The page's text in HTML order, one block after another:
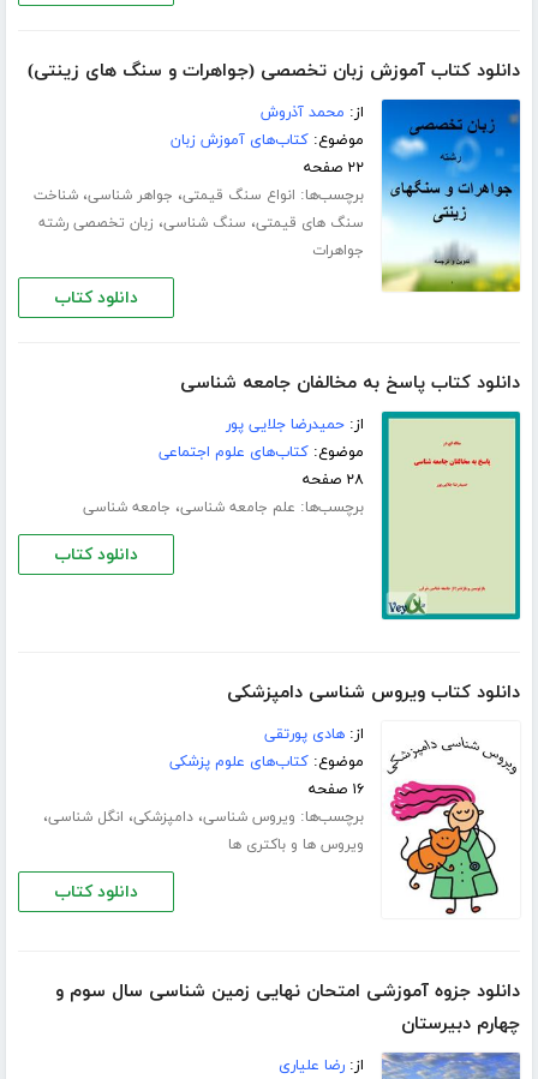
دانلود کتاب آموزش زبان تخصصی (جواهرات و سنگ های زینتی)
از: محمد آذروش
موضوع:کتاب‌های آموزش زبان
۲۲ صفحه
برچسب‌ها: انواع سنگ قیمتی، جواهر شناسی،شناخت
سنگ های قیمتی، سنگ شناسی، زبان تخصصی رشته
جواهرات
دانلود کتاب
دانلود کتاب پاسخ به مخالفان جامعه شناسی
از:حمیدرضا جلایی پور
موضوع:کتاب‌های علوم اجتماعی
۲۸ صفحه
برچسب‌ها: علم جامعه شناسی، جامعه شناسی
دانلود کتاب
دانلود کتاب ویروس شناسی دامپزشکی
از:هادی پورتقی
موضوع:کتاب‌های علوم پزشکی
۱۶ صفحه
برچسب‌ها: ویروس شناسی،دامپزشکی، انگل شناسی،
ویروس ها و باکتری ها
دانلود کتاب
دانلود جزوه آموزشی امتحان نهایی زمین شناسی سال سوم و
چهارم دبیرستان
از:رضا علیاری